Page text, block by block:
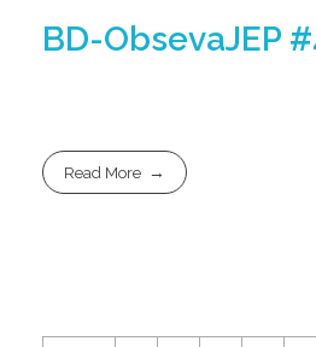
BD-ObsevaJEP
Read More